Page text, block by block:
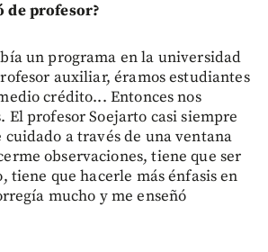
de profesor?
un programa en la universidad
auxiliar, éramos estudiantes
crédito... Entonces nos
El profesor Soejarto casi siempre
cuidado a través de una ventana
observaciones, tiene que ser
tiene que hacerle más énfasis en
mucho y me enseñó